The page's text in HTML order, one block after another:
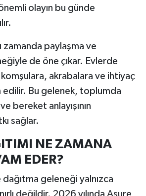
olayın bu günde
zamanda paylaşma ve
de öne çıkar. Evlerde
akrabalara ve ihtiyaç
edilir. Bu gelenek, toplumda
bereket anlayışının
sağlar.
NE ZAMANA
EDER?
geleneği yalnızca